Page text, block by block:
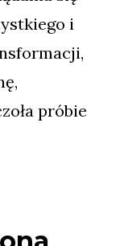
i
próbie